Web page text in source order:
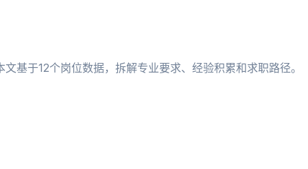
基于12个岗位数据，拆解专业要求、经验积累和求职路径。